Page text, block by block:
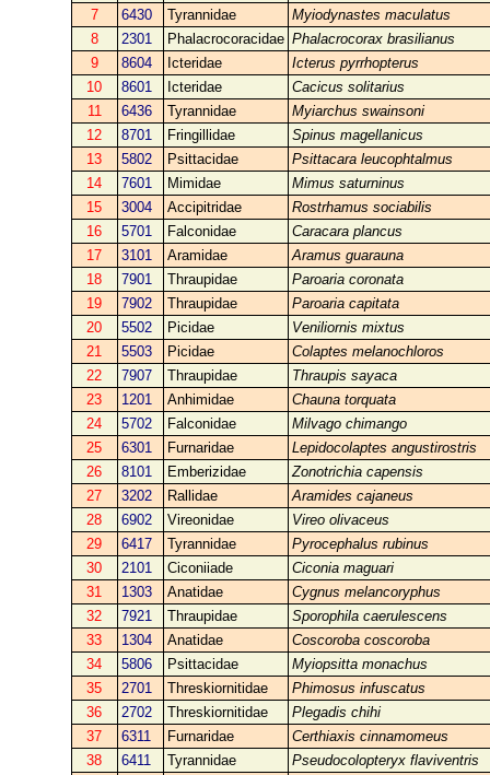
7
6430 Tyrannidae
Myiodynastes maculatus
8
2301 Phalacrocoracidae Phalacrocorax brasilianus
9
8604 Icteridae
Icterus pyrrhopterus
10
8601 Icteridae
Cacicus solitarius
11
6436 Tyrannidae
Myiarchus swainsoni
12
8701 Fringillidae
Spinus magellanicus
13
5802 Psittacidae
Psittacara leucophtalmus
14
7601 Mimidae
Mimus saturninus
15
3004 Accipitridae
Rostrhamus sociabilis
16
5701 Falconidae
Caracara plancus
17
3101 Aramidae
Aramus guarauna
18
7901 Thraupidae
Paroaria coronata
19
7902 Thraupidae
Paroaria capitata
20
5502 Picidae
Veniliornis mixtus
21
5503 Picidae
Colaptes melanochloros
22
7907 Thraupidae
Thraupis sayaca
23
1201 Anhimidae
Chauna torquata
24
5702 Falconidae
Milvago chimango
25
6301 Furnaridae
Lepidocolaptes angustirostris
26
8101 Emberizidae
Zonotrichia capensis
27
3202 Rallidae
Aramides cajaneus
28
6902 Vireonidae
Vireo olivaceus
29
6417 Tyrannidae
Pyrocephalus rubinus
30
2101 Ciconiiade
Ciconia maguari
31
1303 Anatidae
Cygnus melancoryphus
32
7921 Thraupidae
Sporophila caerulescens
33
1304 Anatidae
Coscoroba coscoroba
34
5806 Psittacidae
Myiopsitta monachus
35
2701 Threskiornitidae
Phimosus infuscatus
36
2702 Threskiornitidae
Plegadis chihi
37
6311 Furnaridae
Certhiaxis cinnamomeus
38
6411 Tyrannidae
Pseudocolopteryx flaviventris